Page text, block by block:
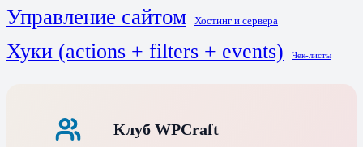
Управление сайтом Хостинг и сервера
Хуки (actions + filters + events) Чек-листы
Клуб WPCraft